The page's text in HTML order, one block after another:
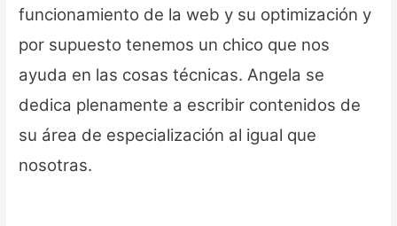
funcionamiento de la web y su optimización y
por supuesto tenemos un chico que nos
ayuda en las cosas técnicas. Angela se
dedica plenamente a escribir contenidos de
su área de especialización al igual que
nosotras.